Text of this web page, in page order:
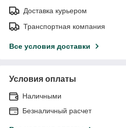
Доставка курьером
Транспортная компания
Все условия доставки
Условия оплаты
Наличными
Безналичный расчет